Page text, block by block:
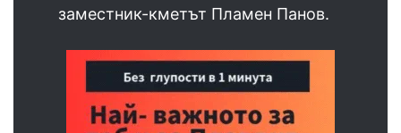
заместник-кметът Пламен Панов.